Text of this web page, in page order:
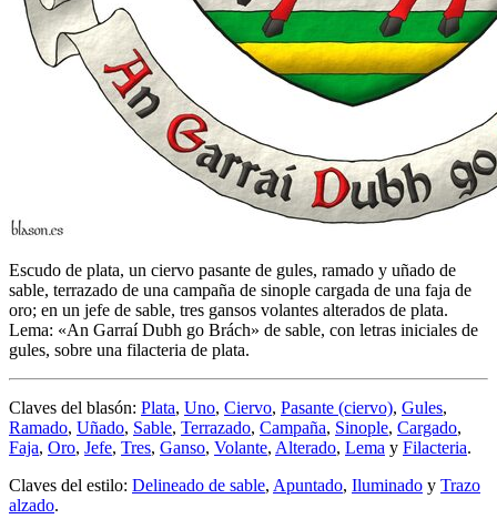
Escudo de plata, un ciervo pasante de gules, ramado y uñado de
sable, terrazado de una campaña de sinople cargada de una faja de
oro; en un jefe de sable, tres gansos volantes alterados de plata.
Lema: «An Garraí Dubh go Brách» de sable, con letras iniciales de
gules, sobre una filacteria de plata.
Claves del blasón: Plata, Uno, Ciervo, Pasante (ciervo), Gules,
Ramado, Uñado, Sable, Terrazado, Campaña, Sinople, Cargado,
Faja, Oro, Jefe, Tres, Ganso, Volante, Alterado, Lema y Filacteria.
Claves del estilo: Delineado de sable, Apuntado, Iluminado y Trazo
alzado.